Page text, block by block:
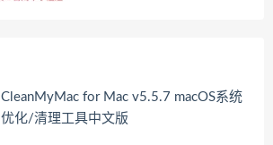
CleanMyMac for Mac v5.5.7 macOS系统
优化/清理工具中文版